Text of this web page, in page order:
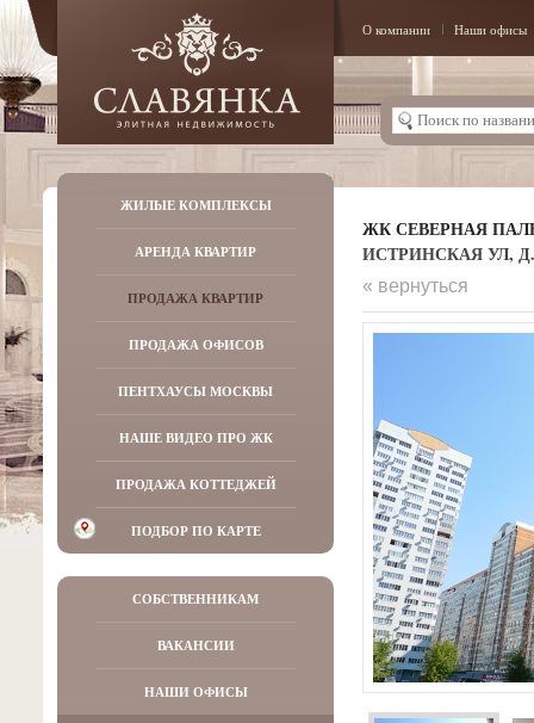
О компании Наши офисы
ЖИЛЫЕ КОМПЛЕКСЫ
АРЕНДА КВАРТИР
ПРОДАЖА КВАРТИР
ПРОДАЖА ОФИСОВ
ПЕНТХАУСЫ МОСКВЫ
НАШЕ ВИДЕО ПРО ЖК
ПРОДАЖА КОТТЕДЖЕЙ
ПОДБОР ПО КАРТЕ
СОБСТВЕННИКАМ
ВАКАНСИИ
НАШИ ОФИСЫ
ЖК СЕВЕРНАЯ
ИСТРИНСКАЯ УЛ,
« вернуться